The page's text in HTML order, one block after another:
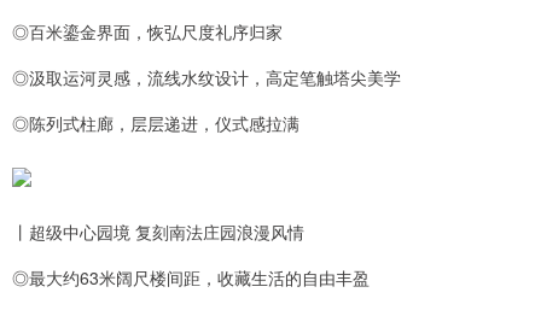
◎百米鎏金界面，恢弘尺度礼序归家
◎汲取运河灵感，流线水纹设计，高定笔触塔尖美学
◎陈列式柱廊，层层递进，仪式感拉满
丨超级中心园境 复刻南法庄园浪漫风情
◎最大约63米阔尺楼间距，收藏生活的自由丰盈